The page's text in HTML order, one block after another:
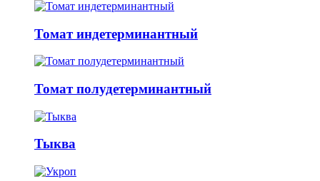
Томат индетерминантный
Томат полудетерминантный
Тыква